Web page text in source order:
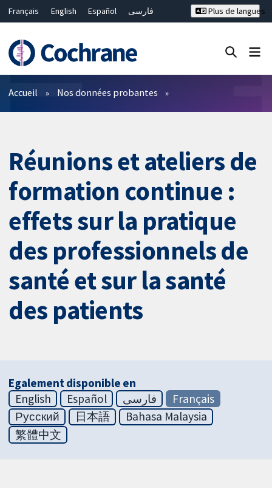
Français English Español
فارسی
Bahasa Malaysia
ไทย
繁體中文
简体中文
Plus de langues
Filtres
Accueil Nos données probantes
Réunions et ateliers de
formation continue :
effets sur la pratique
des professionnels de
santé et sur la santé
des patients
Egalement disponible en
English
Español فارسی
Français
Русский
日本語
Bahasa Malaysia
繁體中文